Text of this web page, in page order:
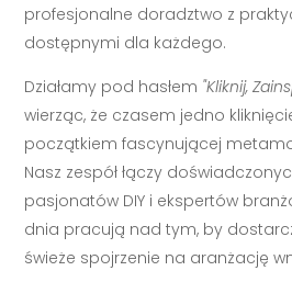
profesjonalne doradztwo z
dostępnymi dla każdego.
Działamy pod hasłem "Kliknij,
wierząc, że czasem jedno
początkiem fascynującej
Nasz zespół łączy
pasjonatów DIY i ekspertów
dnia pracują nad tym, by
świeże spojrzenie na aranżację